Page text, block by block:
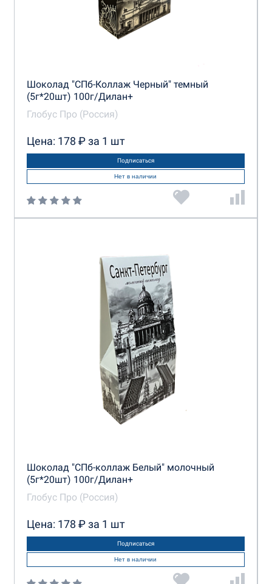
Шоколад "СПб-Коллаж Черный" темный
(5г*20шт) 100г/Дилан+
Глобус Про (Россия)
Цена: 178 ₽ за 1 шт
Подписаться
Нет в наличии
Шоколад "СПб-коллаж Белый" молочный
(5г*20шт) 100г/Дилан+
Глобус Про (Россия)
Цена: 178 ₽ за 1 шт
Подписаться
Нет в наличии